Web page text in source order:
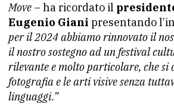
Move – ha ricordato il
Eugenio Giani presentando
per il 2024 abbiamo rinnovato il
il nostro sostegno ad un festival
rilevante e molto particolare, che si
fotografia e le arti visive senza
linguaggi.”